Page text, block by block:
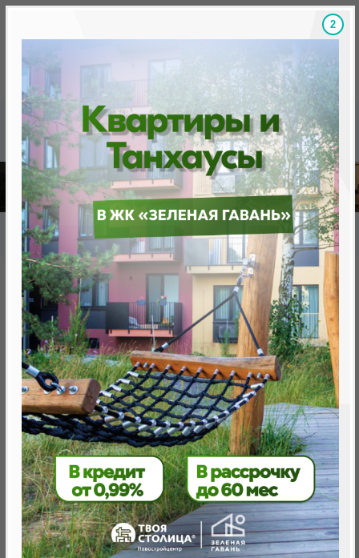
Скидки на новостройки, бонусы Готовые
Главная База новостроек Минска «Минск Мир»
18.8 «Турин» квартал "Чемпионов"
18.8 «Турин» квартал
"Чемпионов"
нет в продаже
Минск, Октябрьский, ул. Николы Теслы
метро «Ковальская Слобода», 566 м
1